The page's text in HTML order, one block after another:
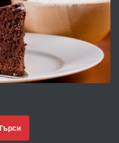
преди 1 година
стъпките на Ангел